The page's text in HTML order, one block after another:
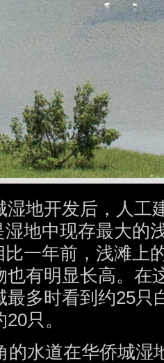
湿地开发后，人工
地中现存最大的
一年前，浅滩上
也有明显长高。在
最多时看到约25只
只。
的水道在华侨城湿